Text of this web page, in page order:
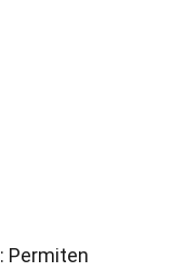
: Permiten